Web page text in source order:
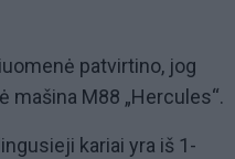
patvirtino, jog
mašina M88 „Hercules“.
kariai yra iš 1-